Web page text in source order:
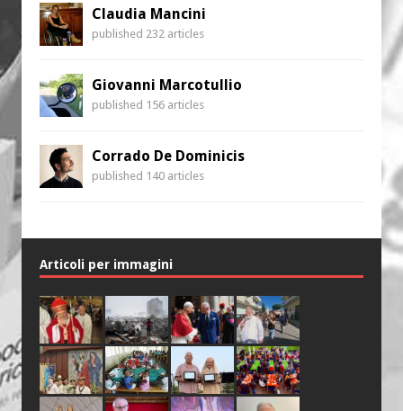
Claudia Mancini
published 232 articles
Giovanni Marcotullio
published 156 articles
Corrado De Dominicis
published 140 articles
Articoli per immagini